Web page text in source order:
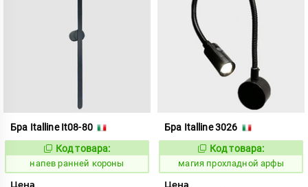
Бра Italline It08-80
Код:
1087788
Код товара:
напев ранней короны
Цена
Бра Italline 3026
Код:
915376
Код товара:
магия прохладной арфы
Цена